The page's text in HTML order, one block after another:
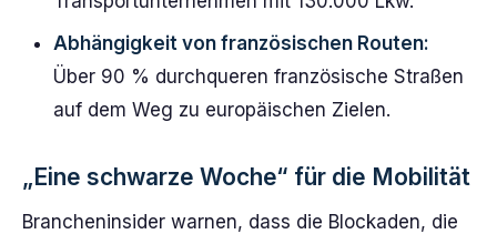
Abhängigkeit von französischen Routen:
Über 90 % durchqueren französische Straßen
auf dem Weg zu europäischen Zielen.
„Eine schwarze Woche“ für die Mobilität
Brancheninsider warnen, dass die Blockaden, die